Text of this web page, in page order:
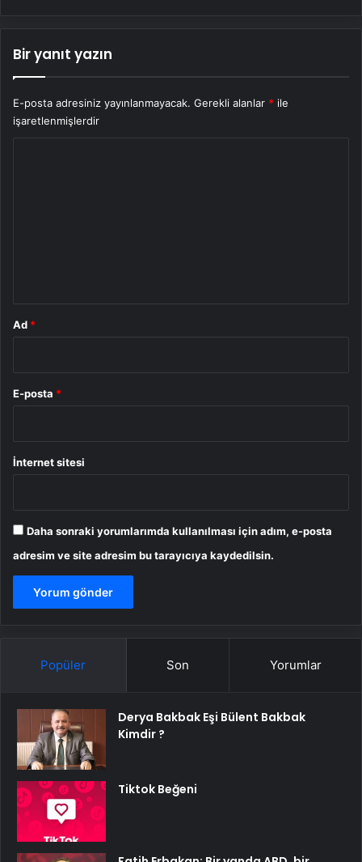
Bir yanıt yazın
E-posta adresiniz yayınlanmayacak. Gerekli alanlar * ile
işaretlenmişlerdir
Ad *
E-posta *
İnternet sitesi
Daha sonraki yorumlarımda kullanılması için adım, e-posta
adresim ve site adresim bu tarayıcıya kaydedilsin.
Popüler Son Yorumlar
Derya Bakbak Eşi Bülent Bakbak
Kimdir ?
Tiktok Beğeni